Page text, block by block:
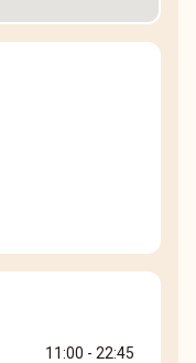
11:00 - 22:45